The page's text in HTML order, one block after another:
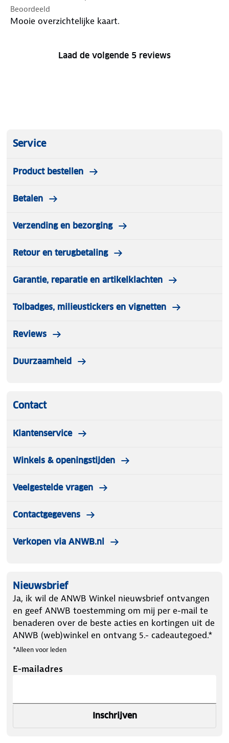
Beoordeeld
Mooie overzichtelijke kaart.
Laad de volgende 5 reviews
Service
Product bestellen
Betalen
Verzending en bezorging
Retour en terugbetaling
Garantie, reparatie en artikelklachten
Tolbadges, milieustickers en vignetten
Reviews
Duurzaamheid
Contact
Klantenservice
Winkels & openingstijden
Veelgestelde vragen
Contactgegevens
Verkopen via ANWB.nl
Nieuwsbrief
Ja, ik wil de ANWB Winkel nieuwsbrief ontvangen
en geef ANWB toestemming om mij per e-mail te
benaderen over de beste acties en kortingen uit de
ANWB (web)winkel en ontvang 5.- cadeautegoed.*
*Alleen voor leden
E-mailadres
Inschrijven